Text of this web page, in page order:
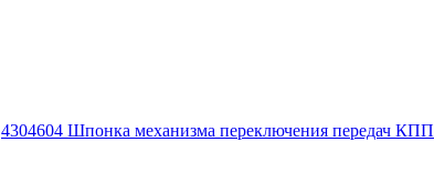
4304604 Шпонка механизма переключения передач КПП